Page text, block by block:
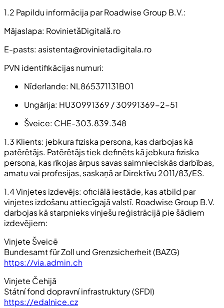
1.2 Papildu informācija par Roadwise Group B.V.:
Mājaslapa: RovinietăDigitală.ro
E-pasts: asistenta@rovinietadigitala.ro
PVN identifikācijas numuri:
Nīderlande: NL865371131B01
Ungārija: HU30991369 / 30991369-2-51
Šveice: CHE-303.839.348
1.3 Klients: jebkura fiziska persona, kas darbojas kā
patērētājs. Patērētājs tiek definēts kā jebkura fiziska
persona, kas rīkojas ārpus savas saimnieciskās darbības,
amatu vai profesijas, saskaņā ar Direktīvu 2011/83/ES.
1.4 Vinjetes izdevējs: oficiālā iestāde, kas atbild par
vinjetes izdošanu attiecīgajā valstī. Roadwise Group B.V.
darbojas kā starpnieks vinješu reģistrācijā pie šādiem
izdevējiem:
Vinjete Šveicē
Bundesamt für Zoll und Grenzsicherheit (BAZG)
https://via.admin.ch
Vinjete Čehijā
Státní fond dopravní infrastruktury (SFDI)
https://edalnice.cz